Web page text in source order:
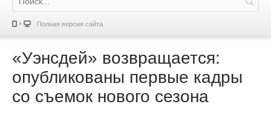
Полная версия сайта
«Уэнсдей» возвращается:
опубликованы первые кадры
со съемок нового сезона